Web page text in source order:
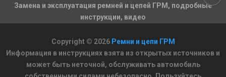
Замена и эксплуатация ремней и цепей ГРМ, подробные
инструкции, видео
Copyright © 2026 Ремни и цепи ГРМ
Информация в инструкциях взята из открытых источников и
может быть неточной, обслуживать автомобиль